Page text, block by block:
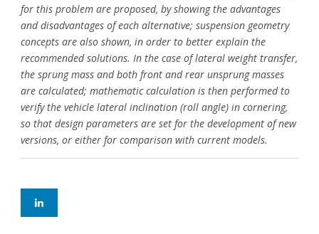
for this problem are proposed, by showing the advantages
and disadvantages of each alternative; suspension geometry
concepts are also shown, in order to better explain the
recommended solutions. In the case of lateral weight transfer,
the sprung mass and both front and rear unsprung masses
are calculated; mathematic calculation is then performed to
verify the vehicle lateral inclination (roll angle) in cornering,
so that design parameters are set for the development of new
versions, or either for comparison with current models.